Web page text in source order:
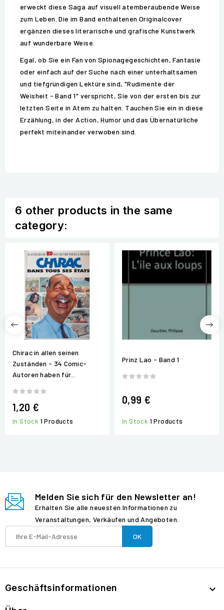
erweckt diese Saga auf visuell atemberaubende Weise
zum Leben. Die im Band enthaltenen Originalcover
ergänzen dieses literarische und grafische Kunstwerk
auf wunderbare Weise.
Egal, ob Sie ein Fan von Spionagegeschichten, Fantasie
oder einfach auf der Suche nach einer unterhaltsamen
und tiefgründigen Lektüre sind, "Rudimente der
Weisheit - Band 1" verspricht, Sie von der ersten bis zur
letzten Seite in Atem zu halten. Tauchen Sie ein in diese
Erzählung, in der Action, Humor und das Übernatürliche
perfekt miteinander verwoben sind.
6 other products in the same
category:
Chirac in allen seinen
Zuständen - 34 Comic-
Autoren haben für...
1,20 €
In Stock 1 Products
Prinz Lao - Band 1
0,99 €
In Stock 1 Products
Melden Sie sich für den Newsletter an!
Erhalten Sie alle neuesten Informationen zu
Veranstaltungen, Verkäufen und Angeboten.
Geschäftsinformationen 